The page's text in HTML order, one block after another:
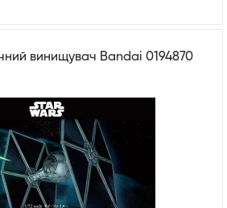
винищувач Bandai 0194870